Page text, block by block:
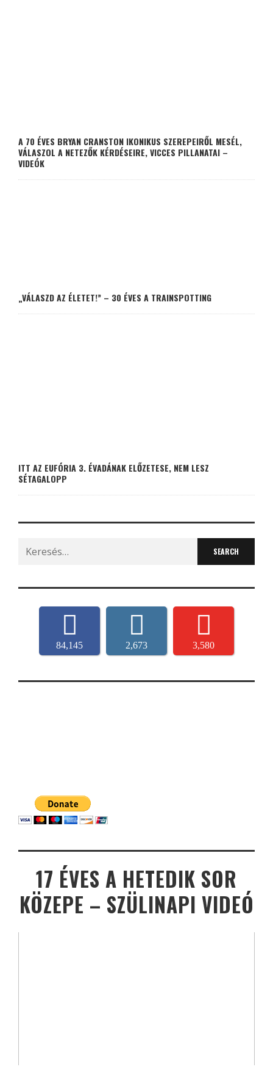
A 70 ÉVES BRYAN CRANSTON IKONIKUS SZEREPEIRŐL MESÉL,
VÁLASZOL A NETEZŐK KÉRDÉSEIRE, VICCES PILLANATAI –
VIDEÓK
„VÁLASZD AZ ÉLETET!” – 30 ÉVES A TRAINSPOTTING
ITT AZ EUFÓRIA 3. ÉVADÁNAK ELŐZETESE, NEM LESZ
SÉTAGALOPP
Search
for:
84,145 2,673 3,580
17 ÉVES A HETEDIK SOR
KÖZEPE – SZÜLINAPI VIDEÓ